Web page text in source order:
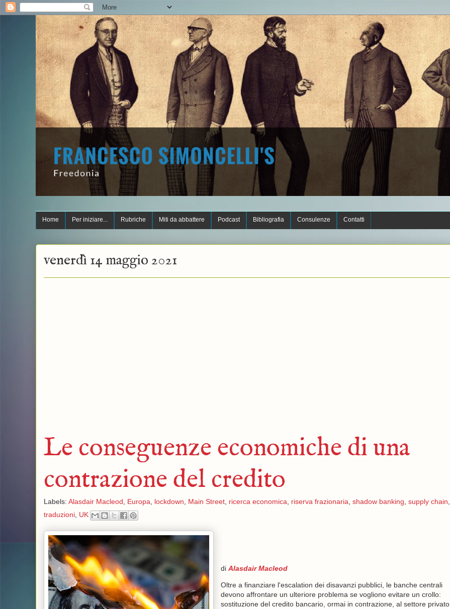
Home Per iniziare... Rubriche Miti da abbattere Podcast Bibliografia Consulenze Contatti
venerdì 14 maggio 2021
Le conseguenze economiche di una
contrazione del credito
Labels: Alasdair Macleod Europa lockdown Main Street, ricerca economica riserva frazionaria shadow banking supply chain
traduzioni, UK
di Alasdair Macleod
Oltre a finanziare l'escalation dei disavanzi pubblici, le banche centrali
devono affrontare un ulteriore problema se vogliono evitare un crollo:
sostituzione del credito bancario, ormai in contrazione, al settore privato